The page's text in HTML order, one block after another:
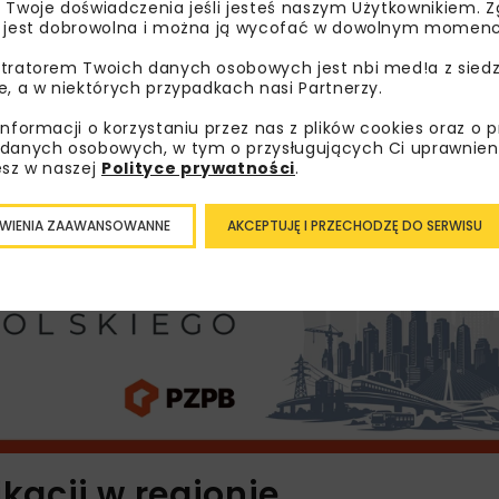
trasy będzie miała przekrój dwujezdniowy. W
z ekranami akustycznymi w miejscowości Wysoka,
określono na 30 miesięcy. Zakończenie budowy i
doświadczenia jeśli jesteś naszym Użytkownikiem.
dobrowolna i można ją wycofać w dowolnym
Twoich danych osobowych jest nbi med!a z
a w niektórych przypadkach nasi Partnerzy.
o korzystaniu przez nas z plików cookies oraz o
osobowych, w tym o przysługujących Ci
w naszej Polityce prywatności.
AKCEPTUJĘ I PRZECHODZĘ DO SERWISU
ZAAWANSOWANNE